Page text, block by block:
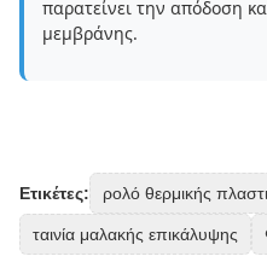
παρατείνει την απόδοση
μεμβράνης.
Ετικέτες: ρολό θερμικής
ταινία μαλακής επικάλυψης